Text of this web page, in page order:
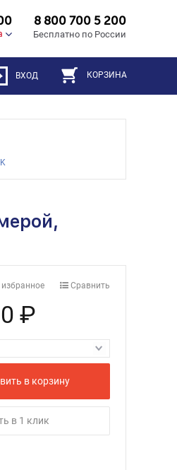
8 800 700 5 200
Бесплатно по России
ВХОД КОРЗИНА
избранное Сравнить
₽
в корзину
в 1 клик